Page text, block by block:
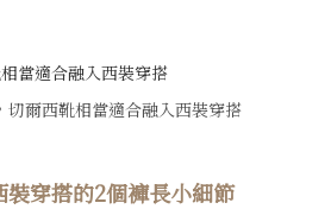
切爾西靴相當適合融入西裝穿搭
穿搭的2個褲長小細節